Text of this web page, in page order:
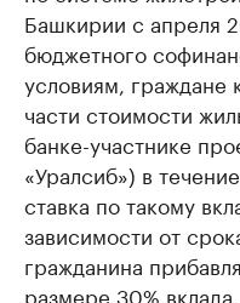
Башкирии с апреля
бюджетного
условиям, граждане
части стоимости
банке-участнике
«Уралсиб») в
ставка по такому
зависимости от
гражданина
размере 30%